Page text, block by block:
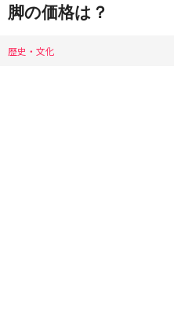
脚の価格は？
歴史・文化